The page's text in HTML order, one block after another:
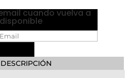
cuando vuelva a
DESCRIPCIÓN